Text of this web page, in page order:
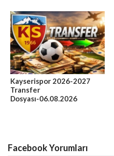
Kayserispor 2026-2027
Transfer
Dosyası-06.08.2026
Facebook Yorumları